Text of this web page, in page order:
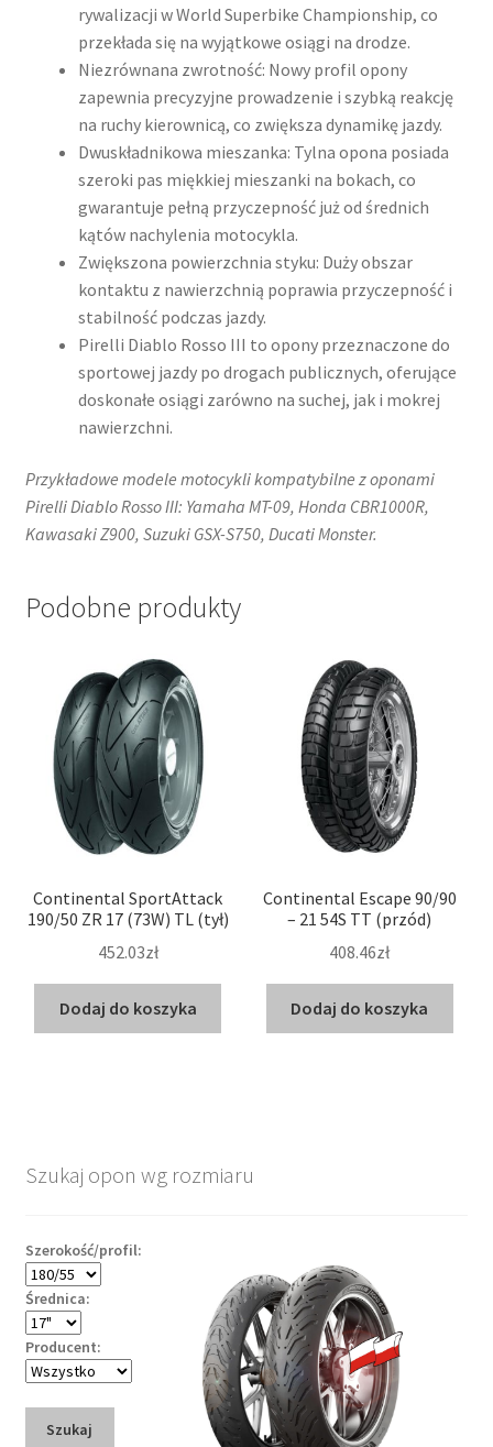
rywalizacji w World Superbike Championship, co
przekłada się na wyjątkowe osiągi na drodze.
Niezrównana zwrotność: Nowy profil opony
zapewnia precyzyjne prowadzenie i szybką reakcję
na ruchy kierownicą, co zwiększa dynamikę jazdy.
Dwuskładnikowa mieszanka: Tylna opona posiada
szeroki pas miękkiej mieszanki na bokach, co
gwarantuje pełną przyczepność już od średnich
kątów nachylenia motocykla.
Zwiększona powierzchnia styku: Duży obszar
kontaktu z nawierzchnią poprawia przyczepność i
stabilność podczas jazdy.
Pirelli Diablo Rosso III to opony przeznaczone do
sportowej jazdy po drogach publicznych, oferujące
doskonałe osiągi zarówno na suchej, jak i mokrej
nawierzchni.
Przykładowe modele motocykli kompatybilne z oponami
Pirelli Diablo Rosso III: Yamaha MT-09, Honda CBR1000R,
Kawasaki Z900, Suzuki GSX-S750, Ducati Monster.​
Podobne produkty
Continental SportAttack
190/50 ZR 17 (73W) TL (tył)
452.03zł
Dodaj do koszyka
Continental Escape 90/90
– 21 54S TT (przód)
408.46zł
Dodaj do koszyka
Szukaj opon wg rozmiaru
Szerokość/profil:
Średnica:
Producent:
Szukaj